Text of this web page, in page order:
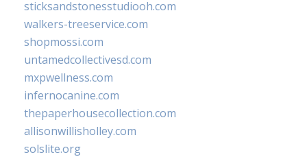
sticksandstonesstudiooh.com
walkers-treeservice.com
shopmossi.com
untamedcollectivesd.com
mxpwellness.com
infernocanine.com
thepaperhousecollection.com
allisonwillisholley.com
solslite.org